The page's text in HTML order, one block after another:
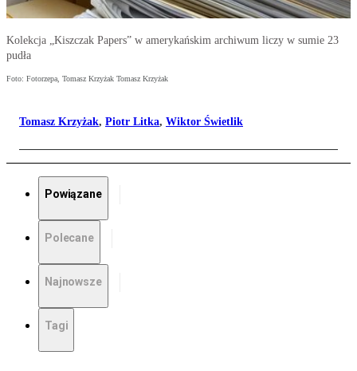
Kolekcja „Kiszczak Papers” w amerykańskim archiwum liczy w sumie 23
pudła
Foto: Fotorzepa, Tomasz Krzyżak Tomasz Krzyżak
Tomasz Krzyżak, Piotr Litka, Wiktor Świetlik
Powiązane
Polecane
Najnowsze
Tagi